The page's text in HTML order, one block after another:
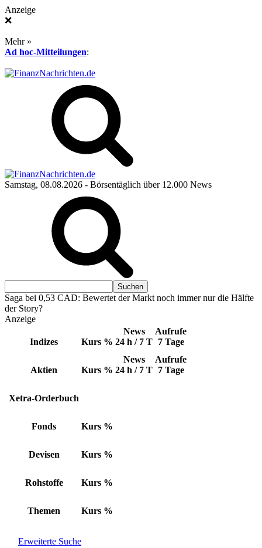
Anzeige
❌
Mehr »
Ad hoc-Mitteilungen:
Samstag, 08.08.2026 - Börsentäglich über 12.000 News
Saga bei 0,53 CAD: Bewertet der Markt noch immer nur die Hälfte
der Story?
Anzeige
Indizes Kurs %
News
24 h / 7 T
Aufrufe
7 Tage
Aktien Kurs %
News
24 h / 7 T
Aufrufe
7 Tage
Xetra-Orderbuch
Fonds Kurs %
Devisen Kurs %
Rohstoffe Kurs %
Themen Kurs %
Erweiterte Suche